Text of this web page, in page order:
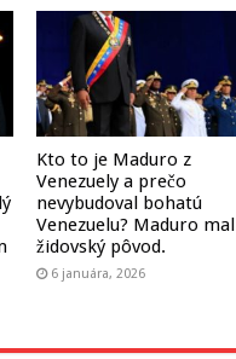
Kto to je Maduro z
Venezuely a prečo
nevybudoval bohatú
Venezuelu? Maduro mal
židovský pôvod.
6 januára, 2026